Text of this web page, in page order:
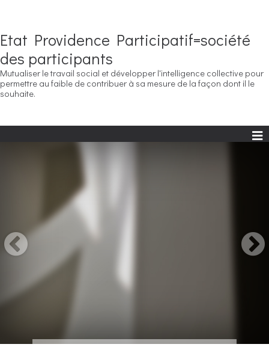
Etat Providence Participatif=société
des participants
Mutualiser le travail social et développer l'intelligence collective pour
permettre au faible de contribuer à sa mesure de la façon dont il le
souhaite.